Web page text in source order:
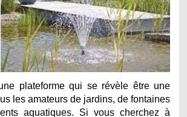
plateforme qui se révèle être une
les amateurs de jardins, de fontaines
aquatiques. Si vous cherchez à